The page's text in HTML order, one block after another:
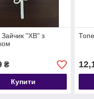
"ХВ" з
₴
Купити